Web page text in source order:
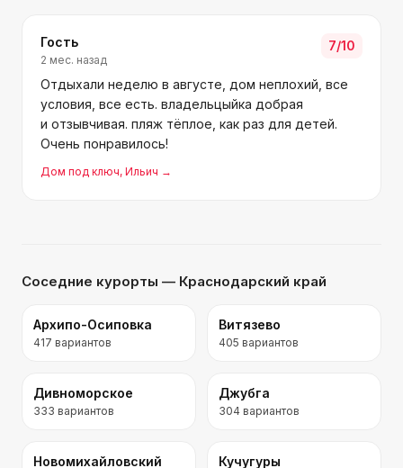
Гость
2 мес. назад
7/10
Отдыхали неделю в августе, дом неплохий, все
условия, все есть. владельцыйка добрая
и отзывчивая. пляж тёплое, как раз для детей.
Очень понравилось!
Дом под ключ, Ильич →
Соседние курорты — Краснодарский край
Архипо-Осиповка
417 вариантов
Витязево
405 вариантов
Дивноморское
333 вариантов
Джубга
304 вариантов
Новомихайловский Кучугуры